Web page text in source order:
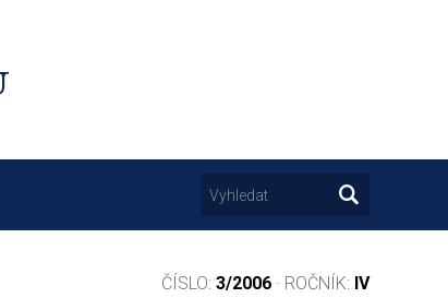
ČÍSLO: 3/2006 · ROČNÍK: IV